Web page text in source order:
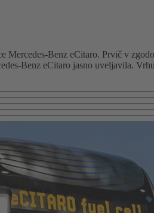
Mercedes-Benz eCitaro. Prvič v
Benz eCitaro jasno uveljavila.